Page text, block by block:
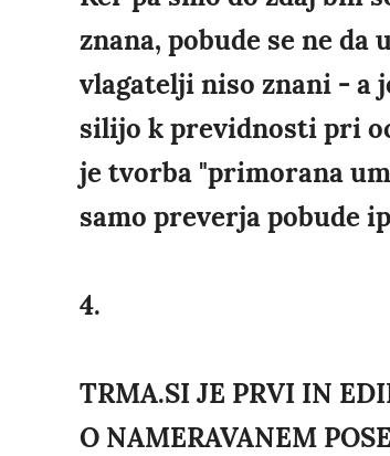
znana, pobude se ne
vlagatelji niso znani - a
silijo k previdnosti pri
je tvorba "primorana
samo preverja pobude
4.
TRMA.SI JE PRVI IN
O NAMERAVANEM